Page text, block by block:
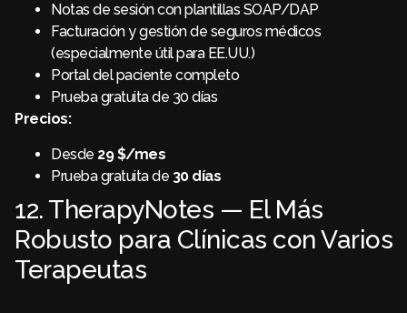
Notas de sesión con plantillas SOAP/DAP
Facturación y gestión de seguros médicos
(especialmente útil para EE.UU.)
Portal del paciente completo
Prueba gratuita de 30 días
Precios:
Desde 29 $/mes
Prueba gratuita de 30 días
12. TherapyNotes — El Más
Robusto para Clínicas con Varios
Terapeutas